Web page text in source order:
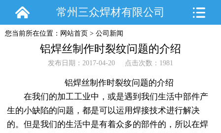
常州三众焊材有限公司
您当前所在位置： 网站首页 > 公司新闻
铝焊丝制作时裂纹问题的介绍
发布日期：2017-04-20 点击次数：1981
铝焊丝制作时裂纹问题的介绍
在我们的加工工业中，或是遇到我们生活中部件产
生的小缺陷的问题，都是可以运用焊接技术进行解决
的。但是我们的生活中是有着众多的部件的，所以在焊